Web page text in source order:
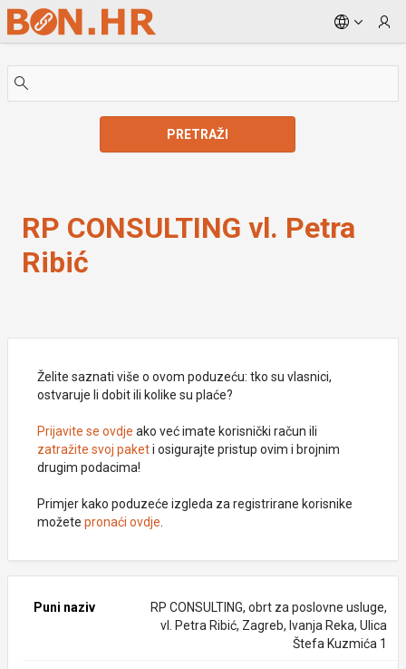
Skip to Main Content
PRETRAŽI
RP CONSULTING vl. Petra
Ribić
Želite saznati više o ovom poduzeću: tko su vlasnici,
ostvaruje li dobit ili kolike su plaće?
Prijavite se ovdje ako već imate korisnički račun ili
zatražite svoj paketi osigurajte pristup ovim i brojnim
drugim podacima!
Primjer kako poduzeće izgleda za registrirane korisnike
možete pronaći ovdje
Puni naziv
RP CONSULTING, obrt za poslovne usluge,
vl. Petra Ribić, Zagreb, Ivanja Reka, Ulica
Štefa Kuzmića 1